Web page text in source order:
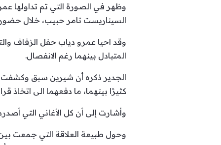
وظهر في الصورة التي تم تداولها
السيناريست تامر حبيب، خلال
وقد احيا عمرو دياب حفل الزفاف
المتبادل بينهما رغم الانفصال.
الجدير ذكره أن شيرين سبق وكشفت
كثيرًا بينهما، ما دفعهما الى اتخاذ
وأشارت إلى أن كل الأغاني التي
وحول طبيعة العلاقة التي جمعت